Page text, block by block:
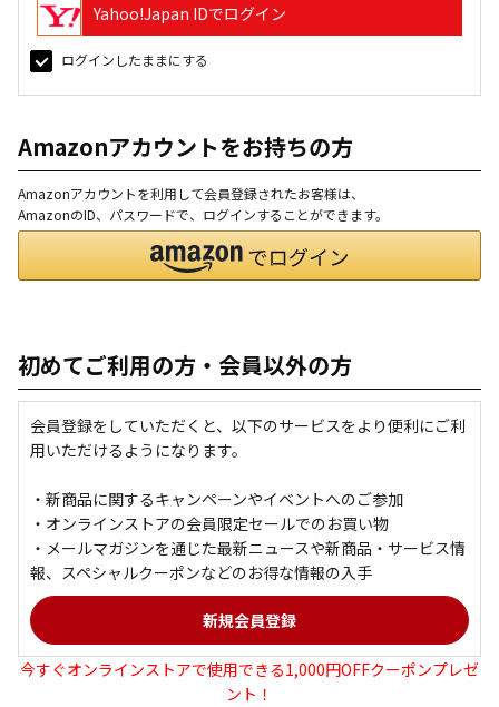
Yahoo!Japan IDでログイン
ログインしたままにする
Amazonアカウントをお持ちの方
Amazonアカウントを利用して会員登録されたお客様は、
AmazonのID、パスワードで、ログインすることができます。
初めてご利用の方・会員以外の方
会員登録をしていただくと、以下のサービスをより便利にご利
用いただけるようになります。
・新商品に関するキャンペーンやイベントへのご参加
・オンラインストアの会員限定セールでのお買い物
・メールマガジンを通じた最新ニュースや新商品・サービス情
報、スペシャルクーポンなどのお得な情報の入手
今すぐオンラインストアで使用できる1,000円OFFクーポンプレゼ
ント！